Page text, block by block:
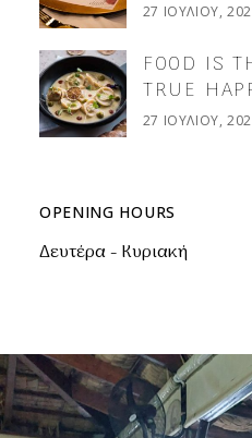
27 ΙΟΥΛΊΟΥ,
FOOD IS
TRUE
27 ΙΟΥΛΊΟΥ,
OPENING HOURS
Δευτέρα - Κυριακή